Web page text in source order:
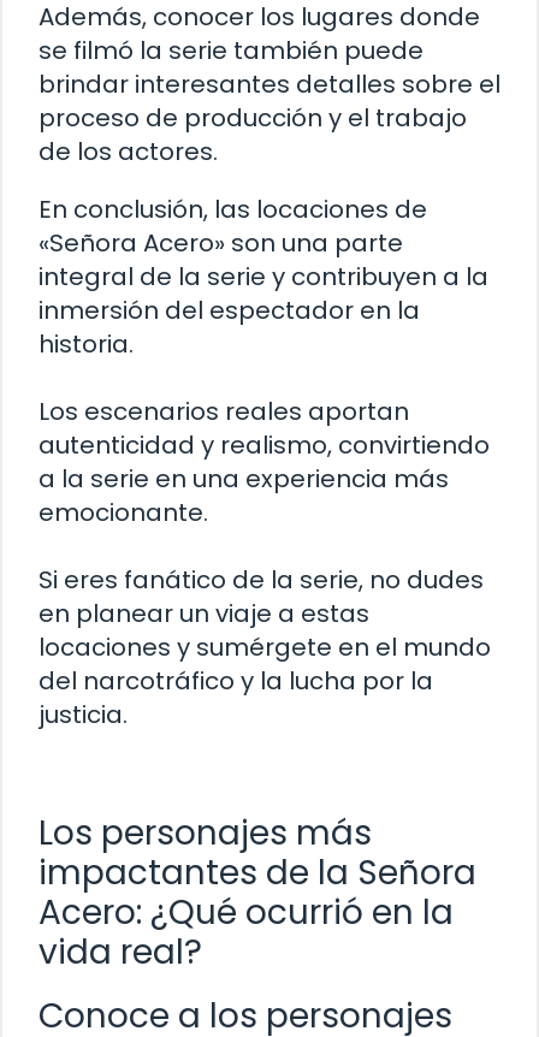
Además, conocer los lugares donde
se filmó la serie también puede
brindar interesantes detalles sobre el
proceso de producción y el trabajo
de los actores.
En conclusión, las locaciones de
«Señora Acero» son una parte
integral de la serie y contribuyen a la
inmersión del espectador en la
historia.
Los escenarios reales aportan
autenticidad y realismo, convirtiendo
a la serie en una experiencia más
emocionante.
Si eres fanático de la serie, no dudes
en planear un viaje a estas
locaciones y sumérgete en el mundo
del narcotráfico y la lucha por la
justicia.
Los personajes más
impactantes de la Señora
Acero: ¿Qué ocurrió en la
vida real?
Conoce a los personajes